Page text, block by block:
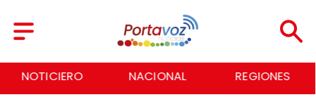
NACIONAL REGIONES